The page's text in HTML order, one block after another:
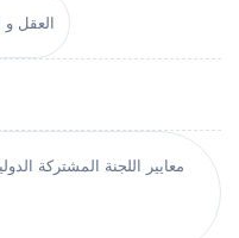
العقل
معايير اللجنة المشتركة